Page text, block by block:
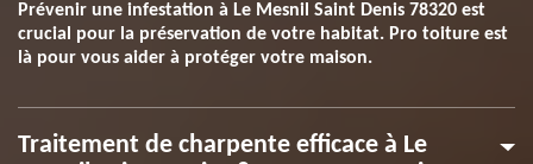
Prévenir une infestation à Le Mesnil Saint Denis 78320 est
crucial pour la préservation de votre habitat. Pro toiture est
là pour vous aider à protéger votre maison.
Traitement de charpente efficace à Le